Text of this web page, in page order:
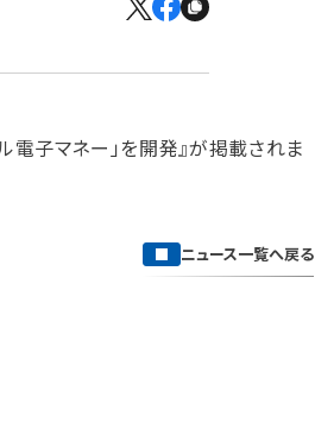
子マネー」を開発』が掲載されま
ニュース一覧へ戻る